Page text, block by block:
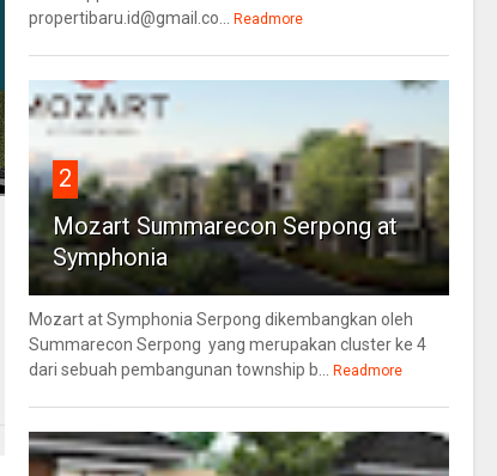
propertibaru.id@gmail.co...
Readmore
2
Mozart Summarecon Serpong at
Symphonia
Mozart at Symphonia Serpong dikembangkan oleh
Summarecon Serpong yang merupakan cluster ke 4
dari sebuah pembangunan township b...
Readmore